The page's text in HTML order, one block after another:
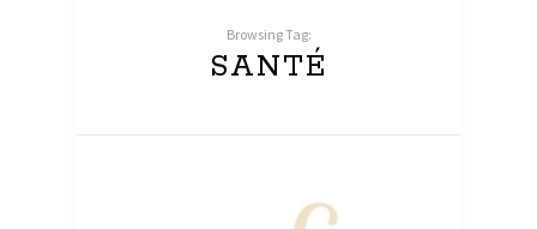
Browsing Tag:
SANTÉ